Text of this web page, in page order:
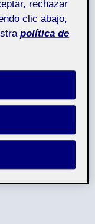
rechazar
clic abajo,
política de